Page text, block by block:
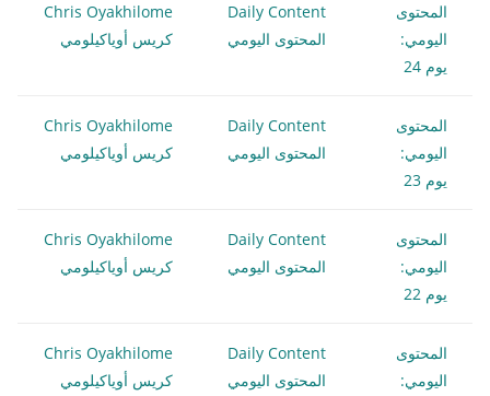
المحتوى
اليومي:
يوم 24
Daily Content
المحتوى اليومي
Chris Oyakhilome
كريس أوياكيلومي
المحتوى
اليومي:
يوم 23
Daily Content
المحتوى اليومي
Chris Oyakhilome
كريس أوياكيلومي
المحتوى
اليومي:
يوم 22
Daily Content
المحتوى اليومي
Chris Oyakhilome
كريس أوياكيلومي
المحتوى
اليومي:
Daily Content
المحتوى اليومي
Chris Oyakhilome
كريس أوياكيلومي